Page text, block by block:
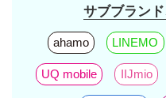
サブブラン
ahamo LINEMO
UQ mobile IIJmio